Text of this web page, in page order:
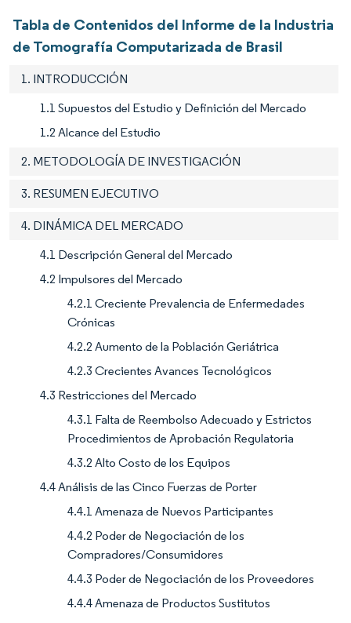
Tabla de Contenidos del Informe de la Industria
de Tomografía Computarizada de Brasil
1. INTRODUCCIÓN
1.1 Supuestos del Estudio y Definición del Mercado
1.2 Alcance del Estudio
2. METODOLOGÍA DE INVESTIGACIÓN
3. RESUMEN EJECUTIVO
4. DINÁMICA DEL MERCADO
4.1 Descripción General del Mercado
4.2 Impulsores del Mercado
4.2.1 Creciente Prevalencia de Enfermedades
Crónicas
4.2.2 Aumento de la Población Geriátrica
4.2.3 Crecientes Avances Tecnológicos
4.3 Restricciones del Mercado
4.3.1 Falta de Reembolso Adecuado y Estrictos
Procedimientos de Aprobación Regulatoria
4.3.2 Alto Costo de los Equipos
4.4 Análisis de las Cinco Fuerzas de Porter
4.4.1 Amenaza de Nuevos Participantes
4.4.2 Poder de Negociación de los
Compradores/Consumidores
4.4.3 Poder de Negociación de los Proveedores
4.4.4 Amenaza de Productos Sustitutos